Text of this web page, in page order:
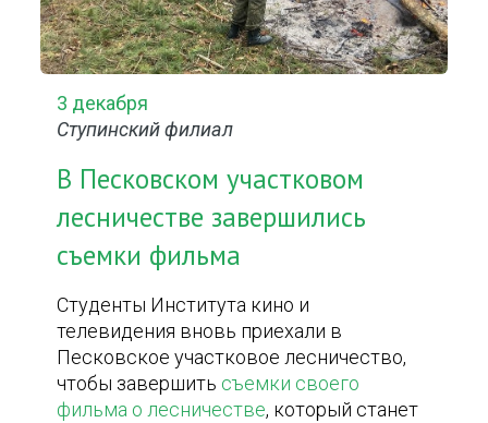
3 декабря
Ступинский филиал
В Песковском участковом
лесничестве завершились
съемки фильма
Студенты Института кино и
телевидения вновь приехали в
Песковское участковое лесничество,
чтобы завершить съемки своего
фильма о лесничестве, который станет